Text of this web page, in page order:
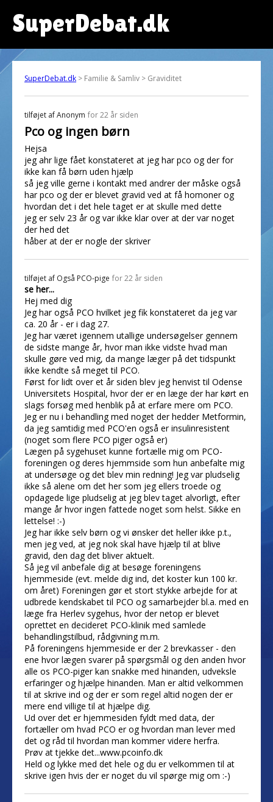
SuperDebat.dk
SuperDebat.dk > Familie & Samliv > Graviditet
tilføjet afAnonym for 22 år siden
Pco og ingen børn
Hejsa
jeg ahr lige fået konstateret at jeg har pco og der for
ikke kan få børn uden hjælp
så jeg ville gerne i kontakt med andrer der måske også
har pco og der er blevet gravid ved at få homoner og
hvordan det i det hele taget er at skulle med dette
jeg er selv 23 år og var ikke klar over at der var noget
der hed det
håber at der er nogle der skriver
tilføjet af Også PCO-pige for 22 år siden
se her...
Hej med dig
Jeg har også PCO hvilket jeg fik konstateret da jeg var
ca. 20 år - er i dag 27.
Jeg har været igennem utallige undersøgelser gennem
de sidste mange år, hvor man ikke vidste hvad man
skulle gøre ved mig, da mange læger på det tidspunkt
ikke kendte så meget til PCO.
Først for lidt over et år siden blev jeg henvist til Odense
Universitets Hospital, hvor der er en læge der har kørt en
slags forsøg med henblik på at erfare mere om PCO.
Jeg er nu i behandling med noget der hedder Metformin,
da jeg samtidig med PCO'en også er insulinresistent
(noget som flere PCO piger også er)
Lægen på sygehuset kunne fortælle mig om PCO-
foreningen og deres hjemmside som hun anbefalte mig
at undersøge og det blev min redning! Jeg var pludselig
ikke så alene om det her som jeg ellers troede og
opdagede lige pludselig at jeg blev taget alvorligt, efter
mange år hvor ingen fattede noget som helst. Sikke en
lettelse! :-)
Jeg har ikke selv børn og vi ønsker det heller ikke p.t.,
men jeg ved, at jeg nok skal have hjælp til at blive
gravid, den dag det bliver aktuelt.
Så jeg vil anbefale dig at besøge foreningens
hjemmeside (evt. melde dig ind, det koster kun 100 kr.
om året) Foreningen gør et stort stykke arbejde for at
udbrede kendskabet til PCO og samarbejder bl.a. med en
læge fra Herlev sygehus, hvor der netop er blevet
oprettet en decideret PCO-klinik med samlede
behandlingstilbud, rådgivning m.m.
På foreningens hjemmeside er der 2 brevkasser - den
ene hvor lægen svarer på spørgsmål og den anden hvor
alle os PCO-piger kan snakke med hinanden, udveksle
erfaringer og hjælpe hinanden. Man er altid velkommen
til at skrive ind og der er som regel altid nogen der er
mere end villige til at hjælpe dig.
Ud over det er hjemmesiden fyldt med data, der
fortæller om hvad PCO er og hvordan man lever med
det og råd til hvordan man kommer videre herfra.
Prøv at tjekke det...www.pcoinfo.dk
Held og lykke med det hele og du er velkommen til at
skrive igen hvis der er noget du vil spørge mig om :-)